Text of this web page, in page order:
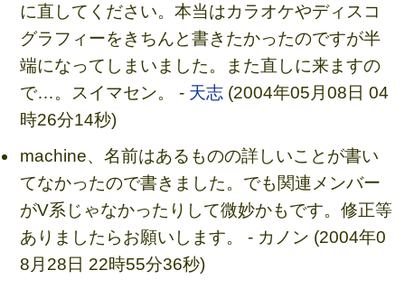
に直してください。本当はカラオケやディスコ
グラフィーをきちんと書きたかったのですが半
端になってしまいました。また直しに来ますの
で…。スイマセン。 - 天志(2004年05月08日 04
時26分14秒)
machine、名前はあるものの詳しいことが書い
てなかったので書きました。でも関連メンバー
がV系じゃなかったりして微妙かもです。修正等
ありましたらお願いします。 - カノン (2004年0
8月28日 22時55分36秒)